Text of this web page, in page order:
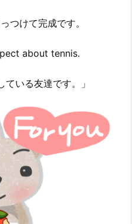
つけて完成です。
about tennis.
ている友達です。」